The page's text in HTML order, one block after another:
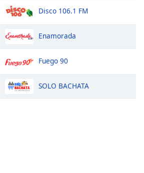
Disco 106.1 FM
Enamorada
Fuego 90
SOLO BACHATA